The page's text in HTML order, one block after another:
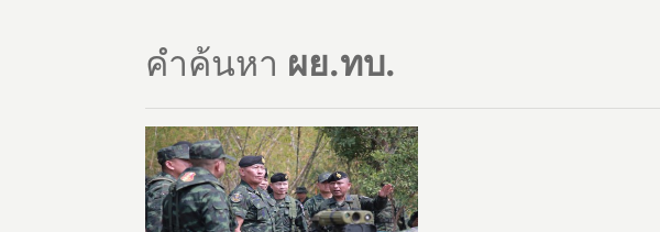
คำค้นหา ผย.ทบ.